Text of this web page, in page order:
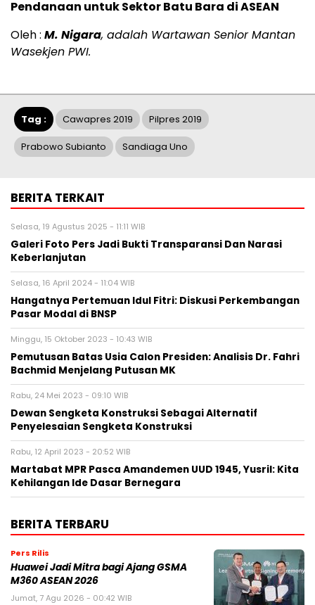
Pendanaan untuk Sektor Batu Bara di ASEAN
Oleh : M. Nigara, adalah Wartawan Senior Mantan
Wasekjen PWI.
Tag : Cawapres 2019 Pilpres 2019
Prabowo Subianto Sandiaga Uno
BERITA TERKAIT
Selasa, 19 Agustus 2025 - 11:11 WIB
Galeri Foto Pers Jadi Bukti Transparansi Dan Narasi
Keberlanjutan
Selasa, 16 April 2024 - 11:04 WIB
Hangatnya Pertemuan Idul Fitri: Diskusi Perkembangan
Pasar Modal di BNSP
Minggu, 15 Oktober 2023 - 10:43 WIB
Pemutusan Batas Usia Calon Presiden: Analisis Dr. Fahri
Bachmid Menjelang Putusan MK
Rabu, 24 Mei 2023 - 09:10 WIB
Dewan Sengketa Konstruksi Sebagai Alternatif
Penyelesaian Sengketa Konstruksi
Rabu, 12 April 2023 - 20:52 WIB
Martabat MPR Pasca Amandemen UUD 1945, Yusril: Kita
Kehilangan Ide Dasar Bernegara
BERITA TERBARU
Pers Rilis
Huawei Jadi Mitra bagi Ajang GSMA
M360 ASEAN 2026
Jumat, 7 Agu 2026 - 00:42 WIB